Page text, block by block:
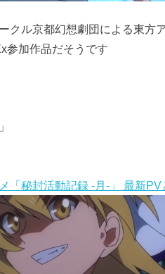
クル京都幻想劇団による東方
参加作品だそうです
「秘封活動記録 -月-」 最新